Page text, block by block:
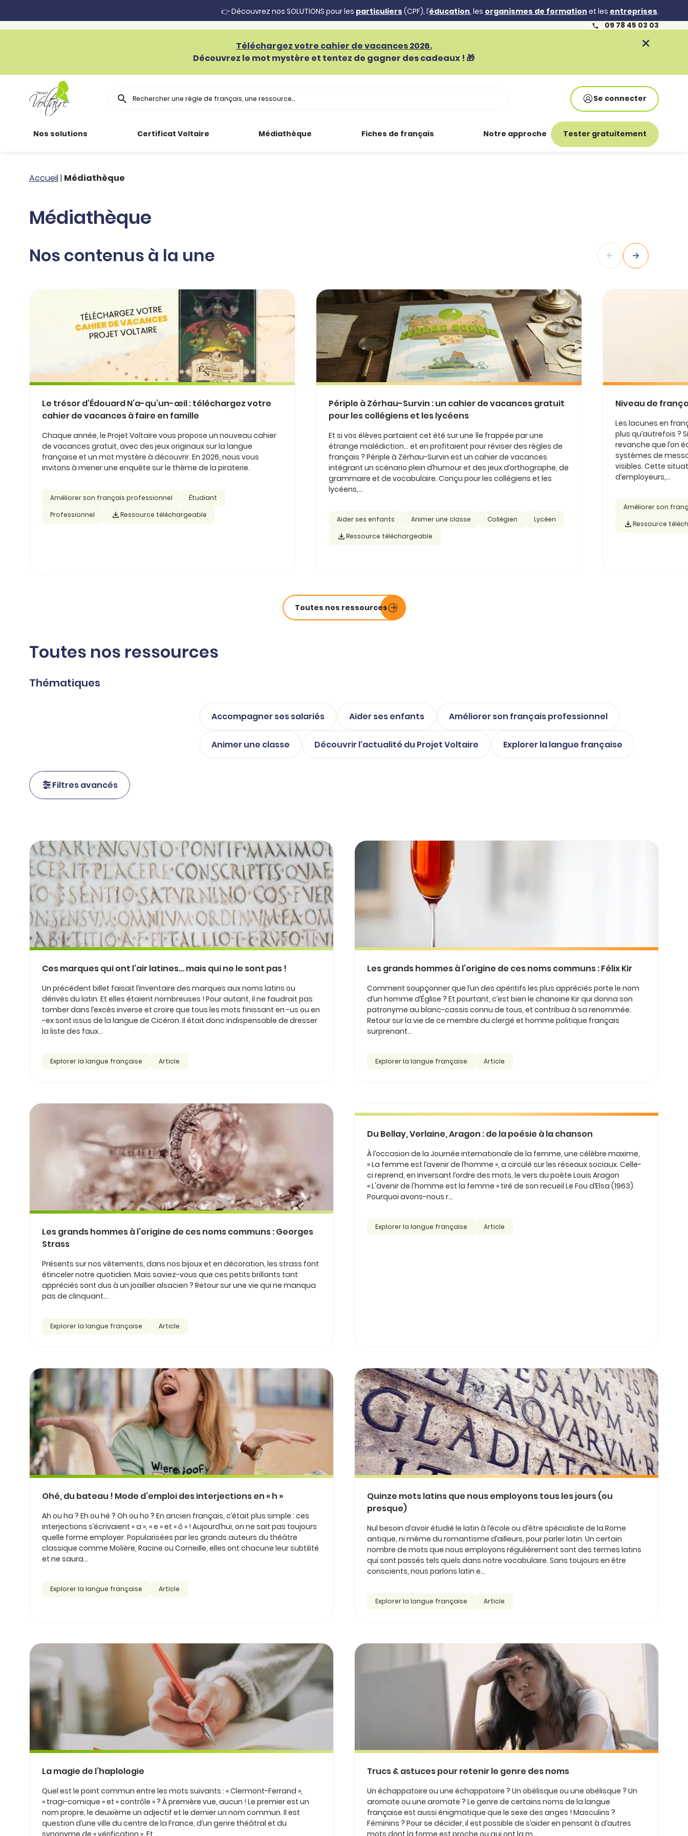
👉 Découvrez nos SOLUTIONS pour les particuliers (CPF), l’éducation, les organismes de formation et les entreprises.
09 78 45 03 03
Téléchargez votre cahier de vacances 2026.
Découvrez le mot mystère et tentez de gagner des cadeaux ! 🎁
Rechercher Se connecter
Nos solutions
Particuliers
Secteur public
Évaluer le niveau de ses
Certificat Voltaire Médiathèque
Toutes nos
Améliorer son
français
Animer une classe
Explorer la langue
Découvrir nos
ouvrages
Témoignages
Fiches de français
Conjugaison
Règle
Syntaxe
Notre approche Tester gratuitement
Accueil| Médiathèque
Médiathèque
Nos contenus à la une
Le trésor d’Édouard N’a-qu’un-œil : téléchargez votre
cahier de vacances à faire en famille
Chaque année, le Projet Voltaire vous propose un nouveau cahier
de vacances gratuit, avec des jeux originaux sur la langue
française et un mot mystère à découvrir. En 2026, nous vous
invitons à mener une enquête sur le thème de la piraterie.
Améliorer son français professionnel
Étudiant
Professionnel
Ressource téléchargeable
Périple à Zérhau-Survin : un cahier de vacances gratuit
pour les collégiens et les lycéens
Et si vos élèves partaient cet été sur une île frappée par une
étrange malédiction… et en profitaient pour réviser des règles de
français ? Périple à Zérhau-Survin est un cahier de vacances
intégrant un scénario plein d’humour et des jeux d’orthographe, de
grammaire et de vocabulaire. Conçu pour les collégiens et les
lycéens,...
Aider ses enfants Animer une classe Collégien
Lycéen
Ressource téléchargeable
Niveau de
Les lacunes en
plus qu’autrefois ?
revanche que l’on
systèmes de
visibles. Cette
d’employeurs,...
Améliorer son
Ressource
Toutes nos ressources
Toutes nos ressources
Thématiques
Accompagner ses salariés Aider ses enfants Améliorer son français professionnel
Animer une classe Découvrir l'actualité du Projet Voltaire Explorer la langue française
Filtres avancés
Ces marques qui ont l’air latines… mais qui ne le sont pas !
Un précédent billet faisait l’inventaire des marques aux noms latins ou
dérivés du latin. Et elles étaient nombreuses ! Pour autant, il ne faudrait pas
tomber dans l’excès inverse et croire que tous les mots finissant en -us ou en
-ex sont issus de la langue de Cicéron. Il était donc indispensable de dresser
la liste des faux...
Explorer la langue française Article
Les grands hommes à l’origine de ces noms communs : Félix Kir
Comment soupçonner que l’un des apéritifs les plus appréciés porte le nom
d’un homme d’Église ? Et pourtant, c’est bien le chanoine Kir qui donna son
patronyme au blanc-cassis connu de tous, et contribua à sa renommée.
Retour sur la vie de ce membre du clergé et homme politique français
surprenant...
Explorer la langue française Article
Les grands hommes à l’origine de ces noms communs : Georges
Strass
Présents sur nos vêtements, dans nos bijoux et en décoration, les strass font
étinceler notre quotidien. Mais saviez-vous que ces petits brillants tant
appréciés sont dus à un joaillier alsacien ? Retour sur une vie qui ne manqua
pas de clinquant...
Explorer la langue française Article
Du Bellay, Verlaine, Aragon : de la poésie à la chanson
À l’occasion de la Journée internationale de la femme, une célèbre maxime,
« La femme est l’avenir de l’homme », a circulé sur les réseaux sociaux. Celle-
ci reprend, en inversant l’ordre des mots, le vers du poète Louis Aragon
« L'avenir de l'homme est la femme » tiré de son recueil Le Fou d’Elsa (1963).
Pourquoi avons-nous r...
Explorer la langue française Article
Ohé, du bateau ! Mode d’emploi des interjections en « h »
Ah ou ha ? Eh ou hé ? Oh ou ho ? En ancien français, c’était plus simple : ces
interjections s’écrivaient « a », « e » et « ô » ! Aujourd’hui, on ne sait pas toujours
quelle forme employer. Popularisées par les grands auteurs du théâtre
classique comme Molière, Racine ou Corneille, elles ont chacune leur subtilité
et ne saura...
Explorer la langue française Article
Quinze mots latins que nous employons tous les jours (ou
presque)
Nul besoin d’avoir étudié le latin à l’école ou d’être spécialiste de la Rome
antique, ni même du romantisme d’ailleurs, pour parler latin. Un certain
nombre de mots que nous employons régulièrement sont des termes latins
qui sont passés tels quels dans notre vocabulaire. Sans toujours en être
conscients, nous parlons latin e...
Explorer la langue française Article
La magie de l’haplologie
Quel est le point commun entre les mots suivants : « Clermont-Ferrand »,
« tragi-comique » et « contrôle » ? À première vue, aucun ! Le premier est un
nom propre, le deuxième un adjectif et le dernier un nom commun. Il est
question d’une ville du centre de la France, d’un genre théâtral et du
synonyme de « vérification ». Et ...
Trucs & astuces pour retenir le genre des noms
Un échappatoire ou une échappatoire ? Un obélisque ou une obélisque ? Un
aromate ou une aromate ? Le genre de certains noms de la langue
française est aussi énigmatique que le sexe des anges ! Masculins ?
Féminins ? Pour se décider, il est possible de s’aider en pensant à d’autres
mots dont la forme est proche ou qui ont la m...